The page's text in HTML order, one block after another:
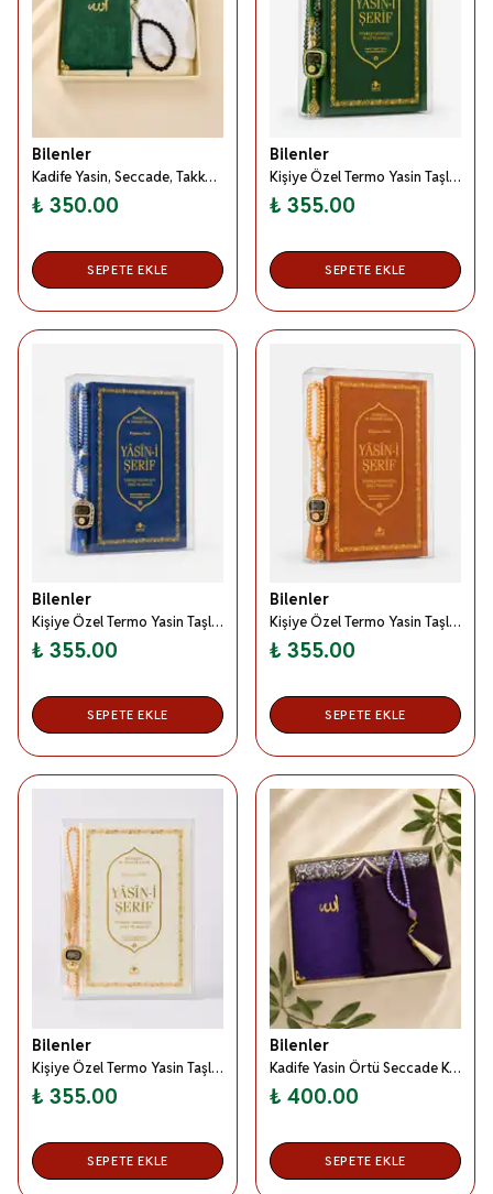
Bilenler
Kadife Yasin, Seccade, Takke ve Tesbihli Erkekler İçin Kutulu Şık Set Yeşil -Hediyelik Mevlitlik Set
₺ 350.00
SEPETE EKLE
Bilenler
Kişiye Özel Termo Yasin Taşlı Zikirmatik İnci Tesbih Seti Yeşil- Orta Boy Kutulu Set
₺ 355.00
SEPETE EKLE
Bilenler
Kişiye Özel Termo Yasin Taşlı Zikirmatik İnci Tesbih Seti Lacivert- Orta Boy Kutulu Set
₺ 355.00
SEPETE EKLE
Bilenler
Kişiye Özel Termo Yasin Taşlı Zikirmatik İnci Tesbih Seti Kahverengi- Orta Boy Kutulu Set
₺ 355.00
SEPETE EKLE
Bilenler
Kişiye Özel Termo Yasin Taşlı Zikirmatik İnci Tesbih Seti Beyaz- Orta Boy Kutulu Set
₺ 355.00
SEPETE EKLE
Bilenler
Kadife Yasin Örtü Seccade Kadın Seti Mor– Hediyelik Mevlitlik Set
₺ 400.00
SEPETE EKLE